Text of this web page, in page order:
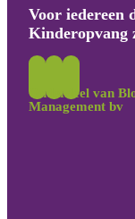
Onderdeel van
Management bv
Voor iedereen
Kinderopvang